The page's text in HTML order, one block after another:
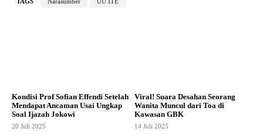
TAGS Narasumber UU ITE
Kondisi Prof Sofian Effendi Setelah
Mendapat Ancaman Usai Ungkap
Soal Ijazah Jokowi
20 Juli 2025
Viral! Suara Desahan Seorang
Wanita Muncul dari Toa di
Kawasan GBK
14 Juli 2025